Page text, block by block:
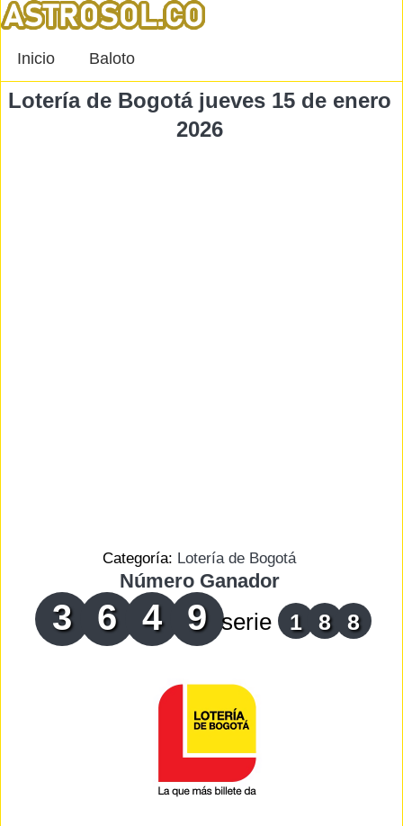
Inicio Baloto
Lotería de Bogotá jueves 15 de enero
2026
Categoría: Lotería de Bogotá
Número Ganador
3 6 4 9 serie 1 8 8